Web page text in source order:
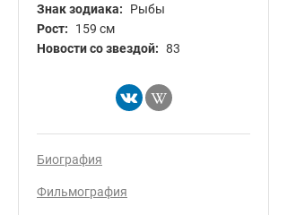
Знак зодиака:
Рыбы
Рост:
159 см
Новости со звездой: 83
Биография
Фильмография